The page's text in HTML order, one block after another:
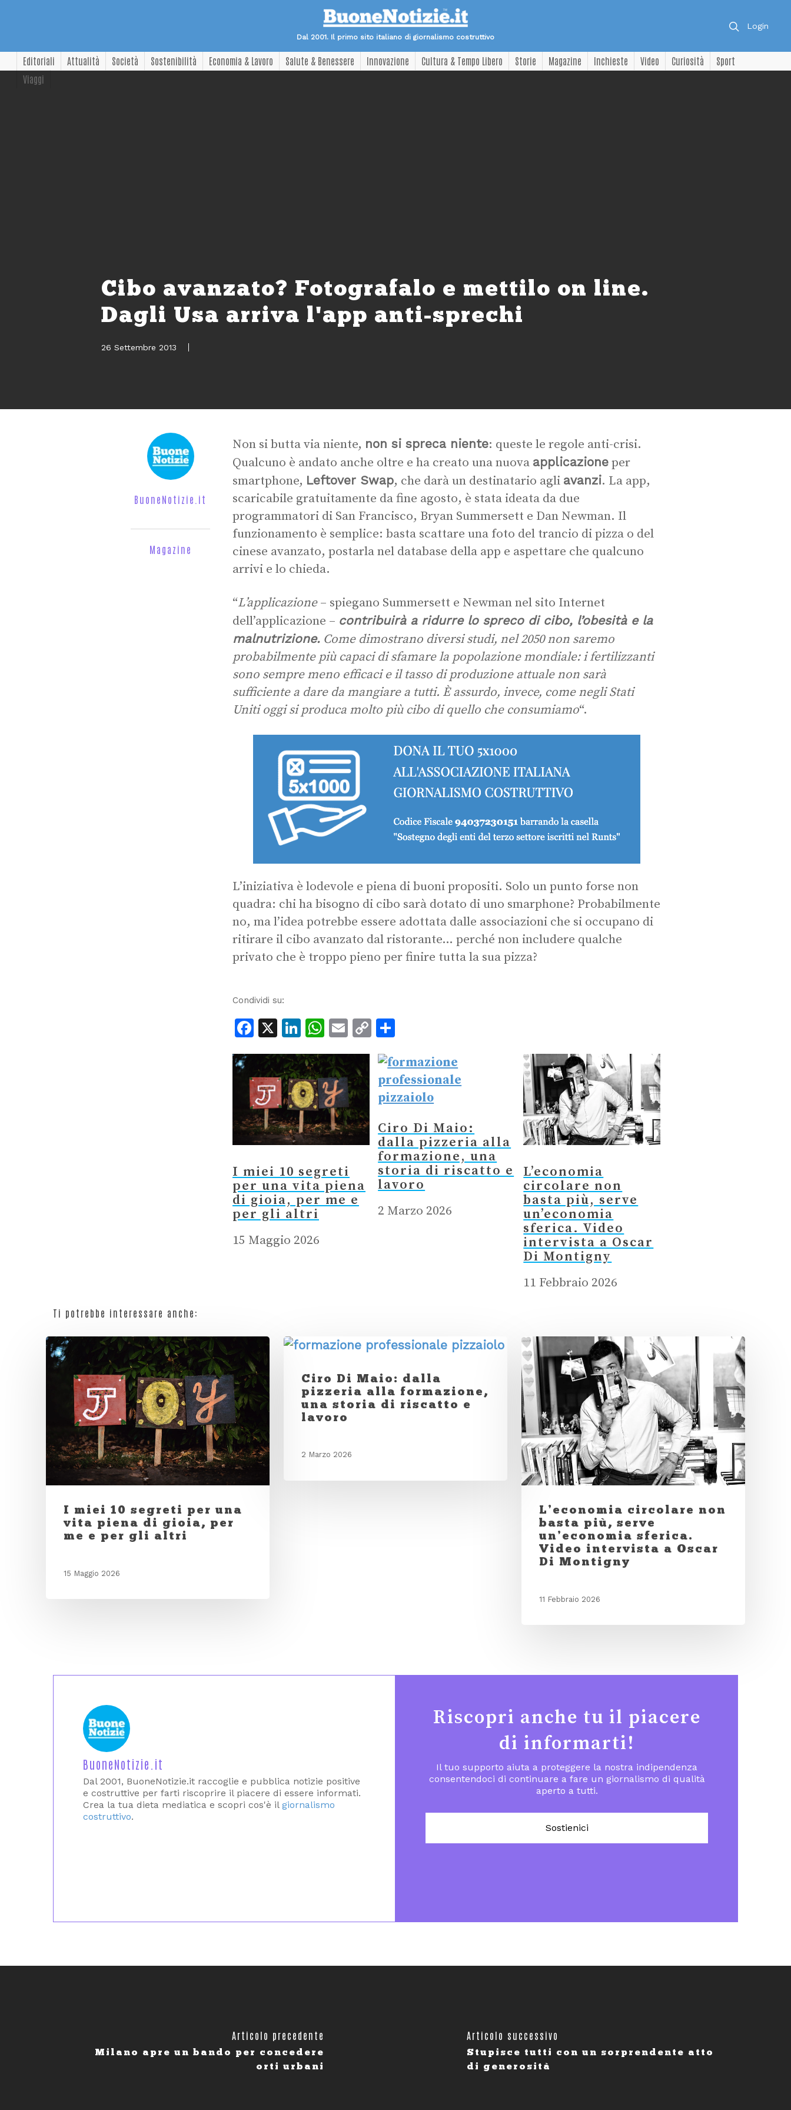
Dal 2001. Il primo sito italiano di giornalismo costruttivo
Login
Editoriali Attualità Società Sostenibilità Economia & Lavoro Salute & Benessere Innovazione Cultura & Tempo Libero Storie Magazine Inchieste Video Curiosità
Sport
Viaggi
Cibo avanzato? Fotografalo e mettilo on line.
Dagli Usa arriva l'app anti-sprechi
26 Settembre 2013
BuoneNotizie.it
Magazine
Non si butta via niente, non si spreca niente: queste le regole anti-crisi.
Qualcuno è andato anche oltre e ha creato una nuova applicazione per
smartphone, Leftover Swap, che darà un destinatario agli avanzi. La app,
scaricabile gratuitamente da fine agosto, è stata ideata da due
programmatori di San Francisco, Bryan Summersett e Dan Newman. Il
funzionamento è semplice: basta scattare una foto del trancio di pizza o del
cinese avanzato, postarla nel database della app e aspettare che qualcuno
arrivi e lo chieda.
“L’applicazione– spiegano Summersett e Newman nel sito Internet
dell’applicazione – contribuirà a ridurre lo spreco di cibo, l’obesità e la
malnutrizione. Come dimostrano diversi studi, nel 2050 non saremo
probabilmente più capaci di sfamare la popolazione mondiale: i fertilizzanti
sono sempre meno efficaci e il tasso di produzione attuale non sarà
sufficiente a dare da mangiare a tutti. È assurdo, invece, come negli Stati
Uniti oggi si produca molto più cibo di quello che consumiamo“.
L’iniziativa è lodevole e piena di buoni propositi. Solo un punto forse non
quadra: chi ha bisogno di cibo sarà dotato di uno smarphone? Probabilmente
no, ma l’idea potrebbe essere adottata dalle associazioni che si occupano di
ritirare il cibo avanzato dal ristorante… perché non includere qualche
privato che è troppo pieno per finire tutta la sua pizza?
Condividi su:
Facebook
X LinkedIn
WhatsApp
Email
Copy
I miei 10 segreti
per una vita piena
di gioia, per me e
per gli altri
15 Maggio 2026
Ciro Di Maio:
dalla pizzeria alla
formazione, una
storia di riscatto e
lavoro
2 Marzo 2026
L’economia
circolare non
basta più, serve
un’economia
sferica. Video
intervista a Oscar
Di Montigny
11 Febbraio 2026
Ti potrebbe interessare anche:
I miei 10 segreti per una
vita piena di gioia, per
me e per gli altri
15 Maggio 2026
Ciro Di Maio: dalla
pizzeria alla formazione,
una storia di riscatto e
lavoro
2 Marzo 2026
L’economia circolare non
basta più, serve
un’economia sferica.
Video intervista a Oscar
Di Montigny
11 Febbraio 2026
BuoneNotizie.it
Dal 2001, BuoneNotizie.it raccoglie e pubblica notizie positive
e costruttive per farti riscoprire il piacere di essere informati.
Crea la tua dieta mediatica e scopri cos'è il giornalismo
costruttivo.
Riscopri anche tu il piacere
di informarti!
Il tuo supporto aiuta a proteggere la nostra indipendenza
consentendoci di continuare a fare un giornalismo di qualità
aperto a tutti.
Sostienici
Articolo precedente
Milano apre un bando per concedere
orti urbani
Articolo successivo
Stupisce tutti con un sorprendente atto
di generosità